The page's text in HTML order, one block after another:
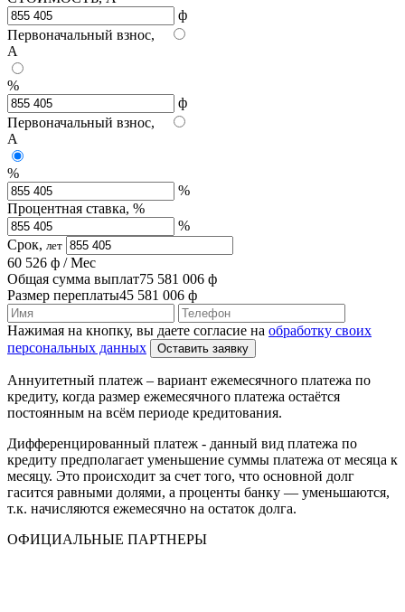
ф
Первоначальный взнос,
А
%
ф
Первоначальный взнос,
А
%
%
Процентная ставка, %
%
Срок, лет
60 526 ф / Мес
Общая сумма выплат75 581 006 ф
Размер переплаты45 581 006 ф
Нажимая на кнопку, вы даете согласие на обработку своих
персональных данных
Оставить заявку
Аннуитетный платеж – вариант ежемесячного платежа по
кредиту, когда размер ежемесячного платежа остаётся
постоянным на всём периоде кредитования.
Дифференцированный платеж - данный вид платежа по
кредиту предполагает уменьшение суммы платежа от месяца к
месяцу. Это происходит за счет того, что основной долг
гасится равными долями, а проценты банку — уменьшаются,
т.к. начисляются ежемесячно на остаток долга.
ОФИЦИАЛЬНЫЕ ПАРТНЕРЫ